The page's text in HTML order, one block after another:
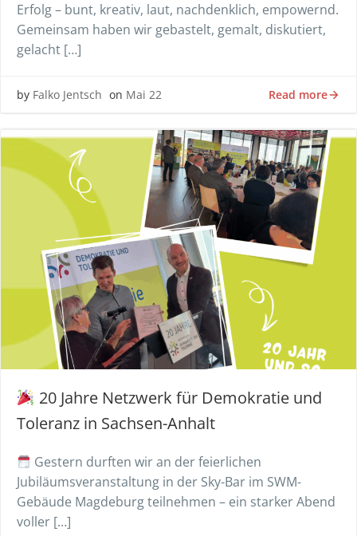
Erfolg – bunt, kreativ, laut, nachdenklich, empowernd.
Gemeinsam haben wir gebastelt, gemalt, diskutiert,
gelacht […]
by Falko Jentsch on Mai 22 Read more
20 Jahre Netzwerk für Demokratie und
Toleranz in Sachsen-Anhalt
Gestern durften wir an der feierlichen
Jubiläumsveranstaltung in der Sky-Bar im SWM-
Gebäude Magdeburg teilnehmen – ein starker Abend
voller […]